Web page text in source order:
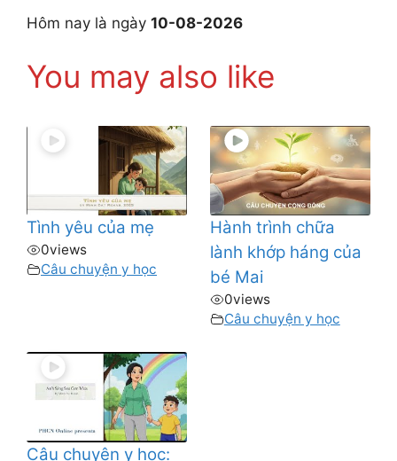
Hôm nay là ngày 10-08-2026
You may also like
Tình yêu của mẹ
0views
Câu chuyện y học
Hành trình chữa
lành khớp háng của
bé Mai
0views
Câu chuyện y học
Câu chuyện y học: